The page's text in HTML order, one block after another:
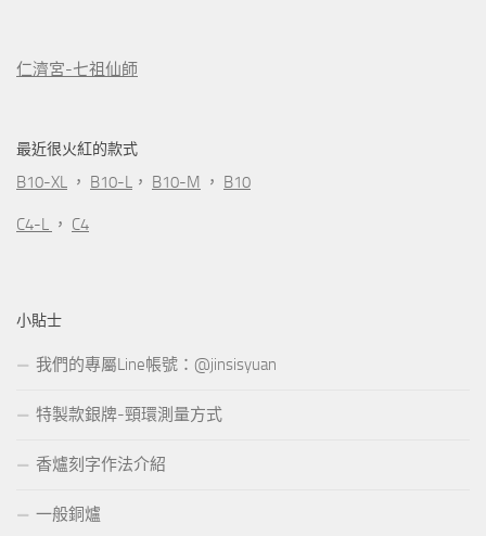
仁濟宮-七祖仙師
最近很火紅的款式
B10-XL ， B10-L ， B10-M ， B10
C4-L ， C4
小貼士
我們的專屬Line帳號：@jinsisyuan
特製款銀牌-頸環測量方式
香爐刻字作法介紹
一般銅爐